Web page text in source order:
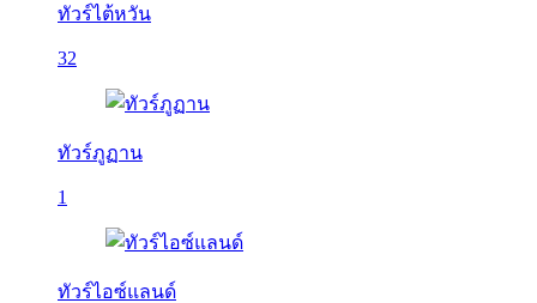
ทัวร์ไต้หวัน
32
ทัวร์ภูฏาน
1
ทัวร์ไอซ์แลนด์